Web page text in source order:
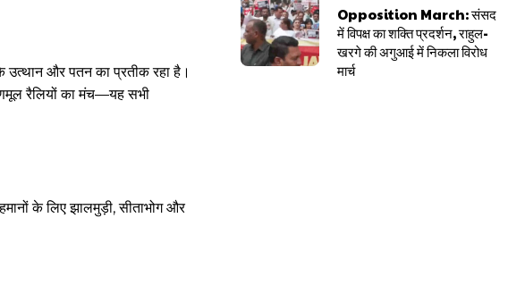
उत्थान और पतन का प्रतीक रहा है।
रैलियों का मंच—यह सभी
के लिए झालमुड़ी, सीताभोग और
Opposition March: संसद
में विपक्ष का शक्ति प्रदर्शन, राहुल-
खरगे की अगुआई में निकला विरोध
मार्च